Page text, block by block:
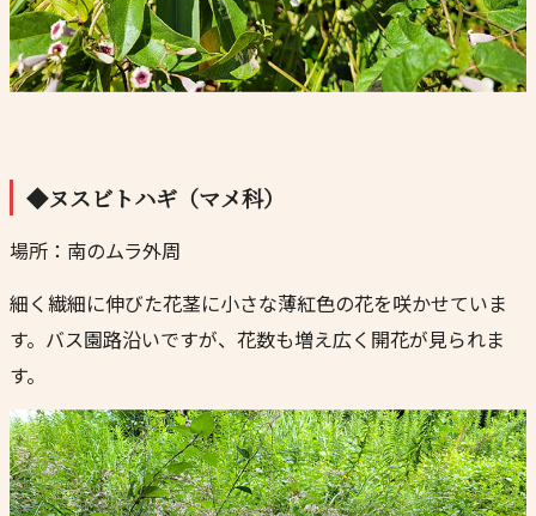
◆ヌスビトハギ（マメ科）
場所：南のムラ外周
細く繊細に伸びた花茎に小さな薄紅色の花を咲かせていま
す。バス園路沿いですが、花数も増え広く開花が見られま
す。